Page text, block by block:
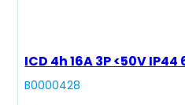
ICD 4h 16A 3P <50V
B0000428